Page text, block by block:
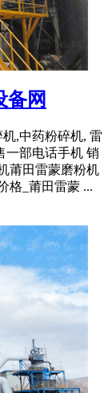
备网
,中药粉碎机, 雷
一部电话手机 销
莆田雷蒙磨粉机
格_莆田雷蒙 ...